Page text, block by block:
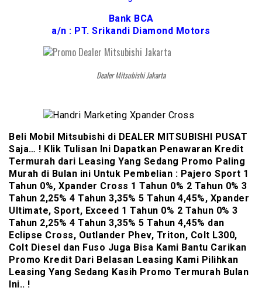
Bank BCA
a/n : PT. Srikandi Diamond Motors
Dealer Mitsubishi Jakarta
Beli Mobil Mitsubishi di DEALER MITSUBISHI PUSAT
Saja… ! Klik Tulisan Ini Dapatkan Penawaran Kredit
Termurah dari Leasing Yang Sedang Promo Paling
Murah di Bulan ini Untuk Pembelian : Pajero Sport 1
Tahun 0%, Xpander Cross 1 Tahun 0% 2 Tahun 0% 3
Tahun 2,25% 4 Tahun 3,35% 5 Tahun 4,45%, Xpander
Ultimate, Sport, Exceed 1 Tahun 0% 2 Tahun 0% 3
Tahun 2,25% 4 Tahun 3,35% 5 Tahun 4,45% dan
Eclipse Cross, Outlander Phev, Triton, Colt L300,
Colt Diesel dan Fuso Juga Bisa Kami Bantu Carikan
Promo Kredit Dari Belasan Leasing Kami Pilihkan
Leasing Yang Sedang Kasih Promo Termurah Bulan
Ini.. !